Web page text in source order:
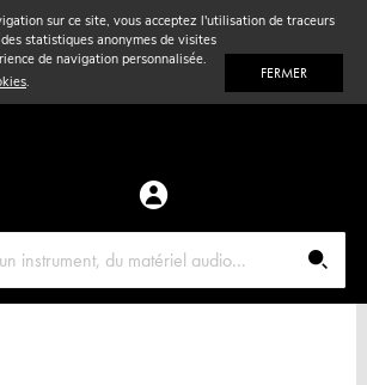
sur ce site, vous acceptez l'utilisation de traceurs
statistiques anonymes de visites
de navigation personnalisée.
. FERMER